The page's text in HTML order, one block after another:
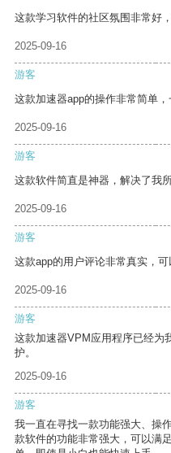
这款学习软件的社区氛围非常好
2025-09-16
游客
这款加速器app的操作非常简单，
2025-09-16
游客
这款软件简直是神器，解决了我所
2025-09-16
游客
这款app的用户评论非常真实，可
2025-09-16
游客
这款加速器VPM应用程序已经为
护。
2025-09-16
游客
我一直在寻找一款功能强大、操
款软件的功能非常强大，可以满